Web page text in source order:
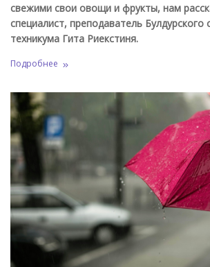
свежими свои овощи и фрукты, нам
специалист, преподаватель Булдурского
техникума Гита Риекстиня.
Подробнее